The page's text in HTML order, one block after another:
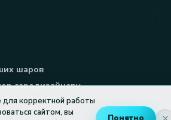
корректной работы
сайтом, вы
шаров
аэродизайнеру